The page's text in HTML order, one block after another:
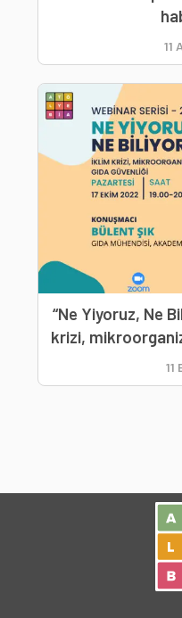
11
“Ne Yiyoruz, Ne
krizi,
11